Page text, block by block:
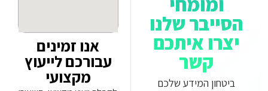
הסייבר שלנו
יצרו איתכם
קשר
ביטחון המידע שלכם
אנו זמינים
עבורכם לייעוץ
מקצועי